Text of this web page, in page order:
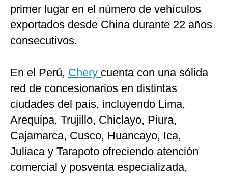
primer lugar en el número de vehículos
exportados desde China durante 22 años
consecutivos.
En el Perú, Chery cuenta con una sólida
red de concesionarios en distintas
ciudades del país, incluyendo Lima,
Arequipa, Trujillo, Chiclayo, Piura,
Cajamarca, Cusco, Huancayo, Ica,
Juliaca y Tarapoto ofreciendo atención
comercial y posventa especializada,